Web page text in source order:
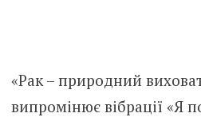
«Рак – природний
випромінює вібрації «Я